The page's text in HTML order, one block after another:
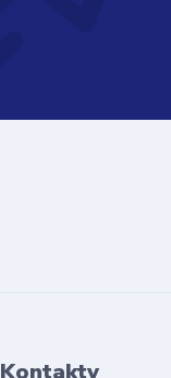
Kontakty